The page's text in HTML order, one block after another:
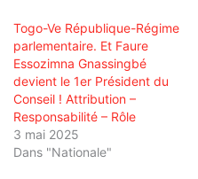
Togo-Ve République-Régime
parlementaire. Et Faure
Essozimna Gnassingbé
devient le 1er Président du
Conseil ! Attribution –
Responsabilité – Rôle
3 mai 2025
Dans "Nationale"